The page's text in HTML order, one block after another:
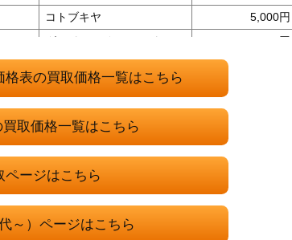
コトブキヤ
5,000
グッドスマイルカンパニー
バンダイUSA
ドル
ボークス
シス
表の買取価格一覧はこちら
取価格一覧はこちら
ページはこちら
～）ページはこちら